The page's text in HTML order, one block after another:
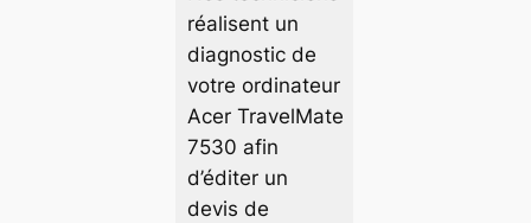
réalisent un
diagnostic de
votre ordinateur
Acer TravelMate
7530 afin
d’éditer un
devis de